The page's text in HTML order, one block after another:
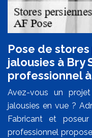
Pose de
jalousies à Bry
professionnel
Avez-vous un
jalousies en vue ?
Fabricant et
professionnel